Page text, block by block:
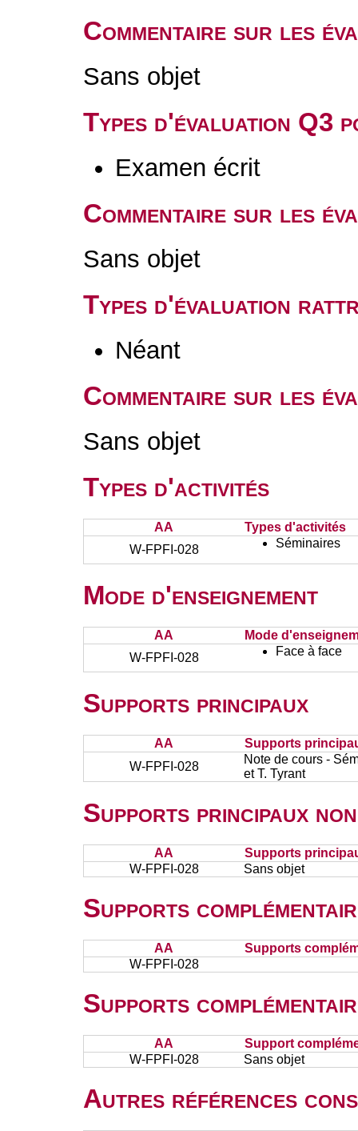
Commentaire sur les
Sans objet
Types d'évaluation Q3
Examen écrit
Commentaire sur les
Sans objet
Types d'évaluation
Néant
Commentaire sur les
Sans objet
Types d'activités
AA
Types d'activités
W-FPFI-028
Séminaires
Mode d'enseignement
AA
Mode
W-FPFI-028
Face à face
Supports principaux
AA
Supports
W-FPFI-028
Note de cours -
et T. Tyrant
Supports principaux
AA
Supports
W-FPFI-028
Sans objet
Supports
AA
Supports
W-FPFI-028
Supports
AA
Support
W-FPFI-028
Sans objet
Autres références